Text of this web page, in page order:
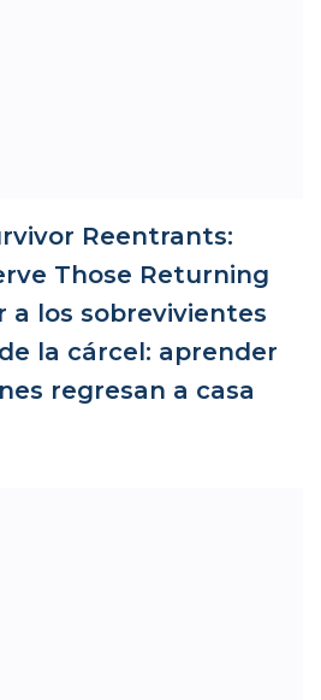
Reentrants:
Those Returning
a los sobrevivientes
la cárcel: aprender
regresan a casa